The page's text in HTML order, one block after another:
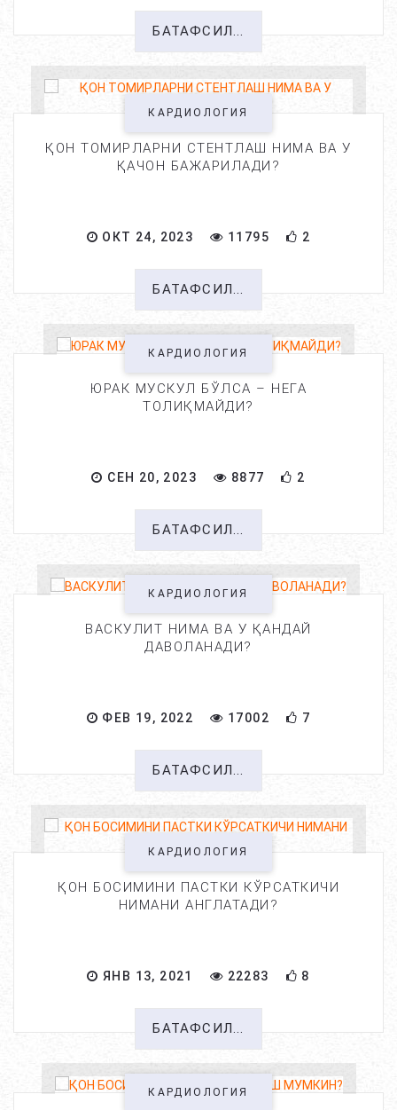
БАТАФСИЛ...
КАРДИОЛОГИЯ
ҚОН ТОМИРЛАРНИ СТЕНТЛАШ НИМА ВА У
ҚАЧОН БАЖАРИЛАДИ?
ОКТ 24, 2023 11795 2
БАТАФСИЛ...
КАРДИОЛОГИЯ
ЮРАК МУСКУЛ БЎЛСА – НЕГА
ТОЛИҚМАЙДИ?
СЕН 20, 2023 8877 2
БАТАФСИЛ...
КАРДИОЛОГИЯ
ВАСКУЛИТ НИМА ВА У ҚАНДАЙ
ДАВОЛАНАДИ?
ФЕВ 19, 2022 17002 7
БАТАФСИЛ...
КАРДИОЛОГИЯ
ҚОН БОСИМИНИ ПАСТКИ КЎРСАТКИЧИ
НИМАНИ АНГЛАТАДИ?
ЯНВ 13, 2021 22283 8
БАТАФСИЛ...
КАРДИОЛОГИЯ